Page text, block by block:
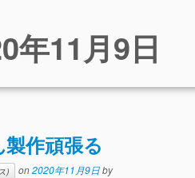
年11月9日
作頑張る
) on2020年11月9日by